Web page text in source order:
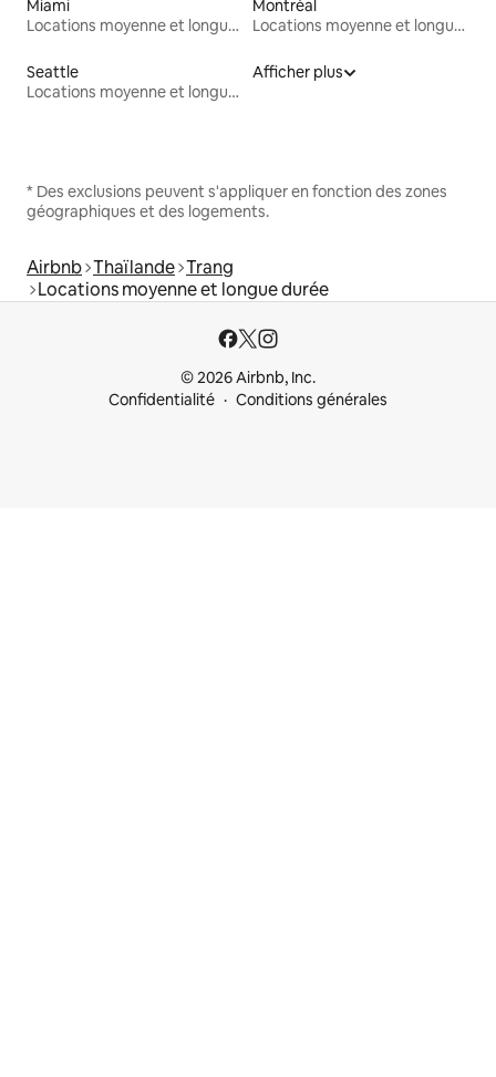
Miami
Locations moyenne et longue durée
Montréal
Locations moyenne et longue durée
Seattle
Locations moyenne et longue durée
Afficher plus
* Des exclusions peuvent s'appliquer en fonction des zones
géographiques et des logements.
Airbnb Thaïlande Trang
Locations moyenne et longue durée
© 2026 Airbnb, Inc.
Confidentialité
Conditions générales